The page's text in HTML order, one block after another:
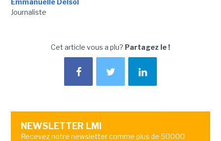
Journaliste
Cet article vous a plu? Partagez le !
NEWSLETTER LMI
Recevez notre newsletter comme plus de 50000